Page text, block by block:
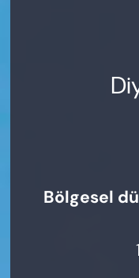
Bölgesel
Son Dakika